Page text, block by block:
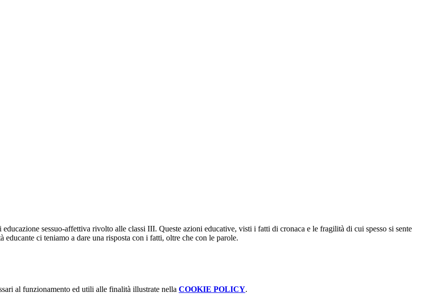
sessuo-affettiva rivolto alle classi III. Queste azioni educative, visti i fatti di cronaca e le fragilità di cui spesso si sente
ci teniamo a dare una risposta con i fatti, oltre che con le parole.
al funzionamento ed utili alle finalità illustrate nella COOKIE POLICY.